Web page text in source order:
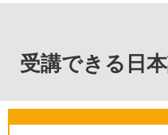
受講できる日